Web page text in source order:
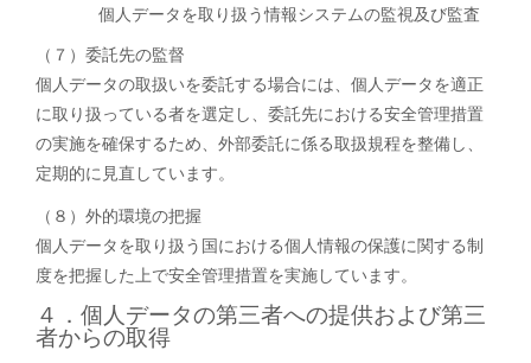
個人データを取り扱う情報システムの監視及び監査
（７）委託先の監督
個人データの取扱いを委託する場合には、個人データを適正
に取り扱っている者を選定し、委託先における安全管理措置
の実施を確保するため、外部委託に係る取扱規程を整備し、
定期的に見直しています。
（８）外的環境の把握
個人データを取り扱う国における個人情報の保護に関する制
度を把握した上で安全管理措置を実施しています。
４．個人データの第三者への提供および第三
者からの取得